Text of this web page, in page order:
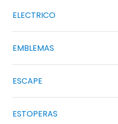
ELECTRICO
EMBLEMAS
ESCAPE
ESTOPERAS